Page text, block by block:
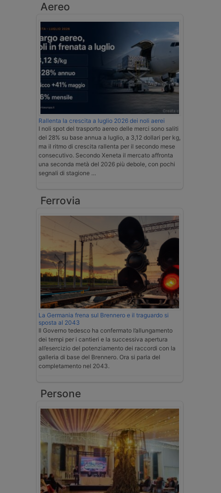
Aereo
Rallenta la crescita a luglio 2026 dei noli aerei
I noli spot del trasporto aereo delle merci sono saliti
del 28% su base annua a luglio, a 3,12 dollari per kg,
ma il ritmo di crescita rallenta per il secondo mese
consecutivo. Secondo Xeneta il mercato affronta
una seconda metà del 2026 più debole, con pochi
segnali di stagione …
Ferrovia
La Germania frena sul Brennero e il traguardo si
sposta al 2043
Il Governo tedesco ha confermato l’allungamento
dei tempi per i cantieri e la successiva apertura
all’esercizio del potenziamento dei raccordi con la
galleria di base del Brennero. Ora si parla del
completamento nel 2043.
Persone